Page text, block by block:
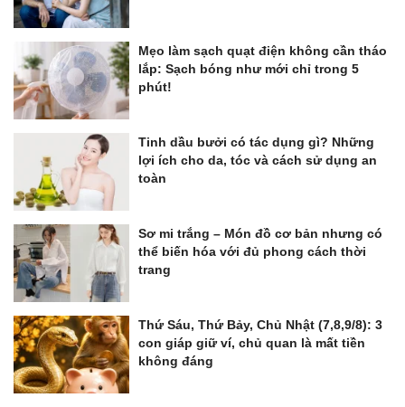
Mẹo làm sạch quạt điện không cần tháo
lắp: Sạch bóng như mới chỉ trong 5
phút!
Tinh dầu bưởi có tác dụng gì? Những
lợi ích cho da, tóc và cách sử dụng an
toàn
Sơ mi trắng – Món đồ cơ bản nhưng có
thể biến hóa với đủ phong cách thời
trang
Thứ Sáu, Thứ Bảy, Chủ Nhật (7,8,9/8): 3
con giáp giữ ví, chủ quan là mất tiền
không đáng